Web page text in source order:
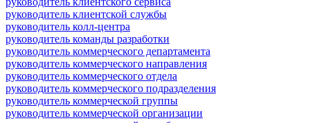
руководитель клиентской службы
руководитель колл-центра
руководитель команды разработки
руководитель коммерческого департамента
руководитель коммерческого направления
руководитель коммерческого отдела
руководитель коммерческого подразделения
руководитель коммерческой группы
руководитель коммерческой организации